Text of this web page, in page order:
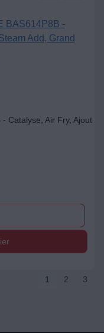
Catalyse, Air Fry, Ajout
1 2 3